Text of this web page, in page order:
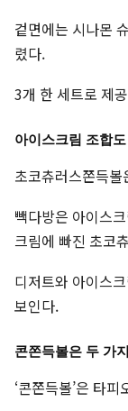
겉면에는 시나몬
렸다.
3개 한 세트로 제
아이스크림 조합도
초코츄러스쫀득
빽다방은 아이스
크림에 빠진 초코
디저트와 아이스
보인다.
콘쫀득볼은 두 가
‘콘쫀득볼’은 타